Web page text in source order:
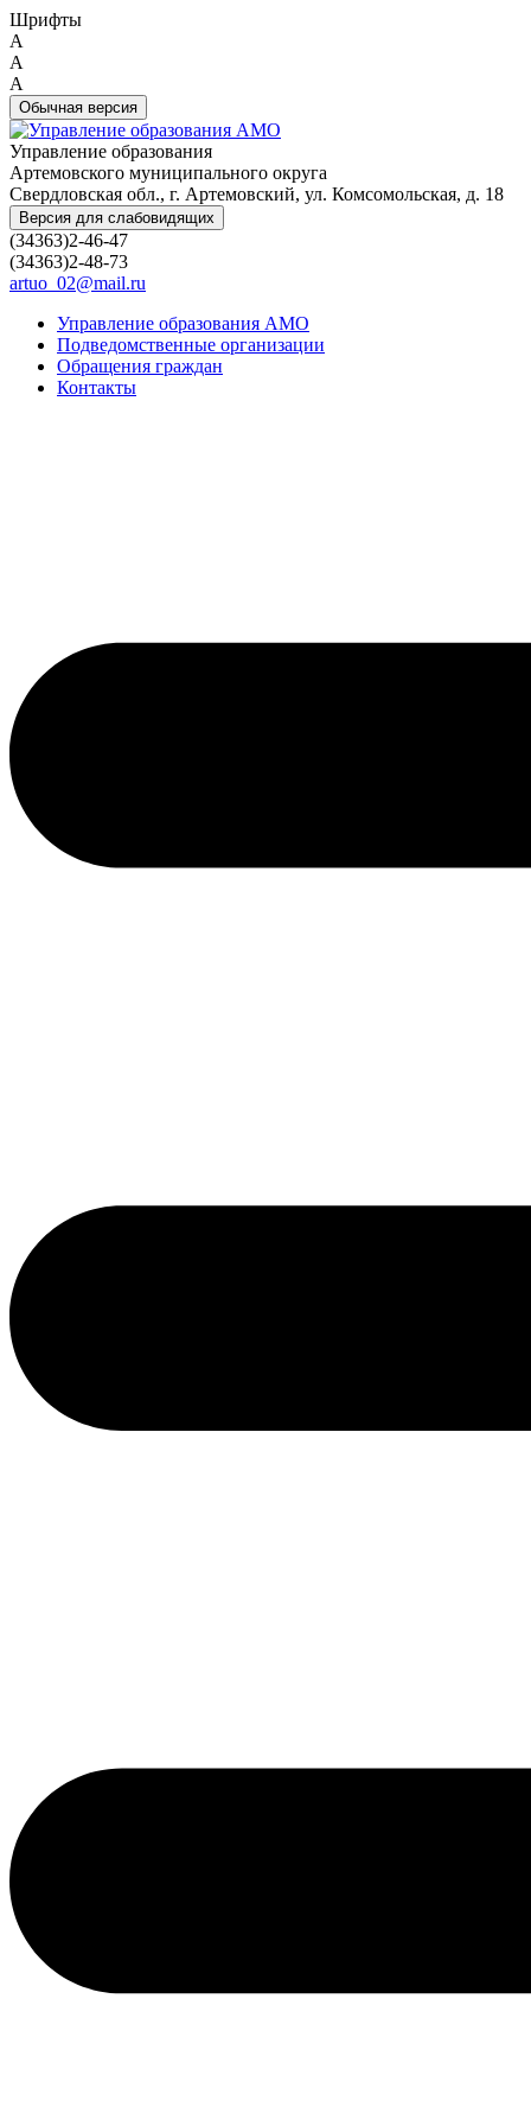
Шрифты
A
A
A
Обычная версия
Управление образования
Артемовского муниципального округа
Свердловская обл., г. Артемовский, ул. Комсомольская, д. 18
Версия для слабовидящих
(34363)2-46-47
(34363)2-48-73
artuo_02@mail.ru
Управление образования АМО
Подведомственные организации
Обращения граждан
Контакты